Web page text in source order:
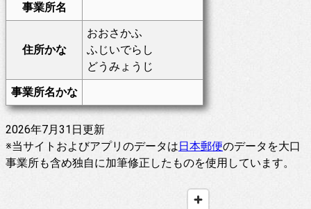
事業所名
住所かな
おおさかふ
ふじいでらし
どうみょうじ
事業所名かな
2026年7月31日更新
※当サイトおよびアプリのデータは日本郵便のデータを大口
事業所も含め独自に加筆修正したものを使用しています。